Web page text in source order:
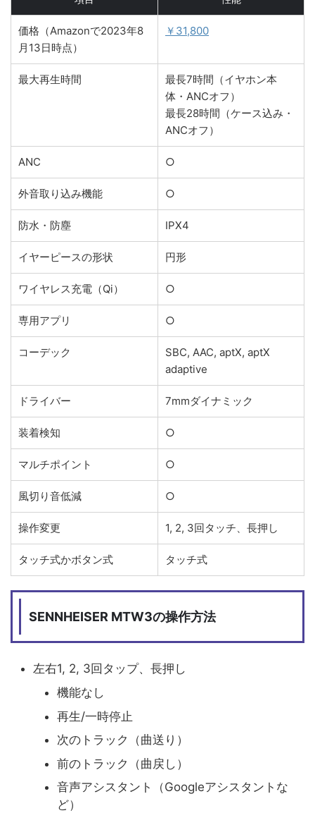
価格（Amazonで2023年8
月13日時点）
￥31,800
最大再生時間
最長7時間（イヤホン本
体・ANCオフ）
最長28時間（ケース込み・
ANCオフ）
ANC ○
外音取り込み機能 ○
防水・防塵 IPX4
イヤーピースの形状 円形
ワイヤレス充電（Qi） ○
専用アプリ ○
コーデック
SBC, AAC, aptX, aptX
adaptive
ドライバー 7mmダイナミック
装着検知 ○
マルチポイント ○
風切り音低減 ○
操作変更 1, 2, 3回タッチ、長押し
タッチ式かボタン式 タッチ式
SENNHEISER MTW3の操作方法
左右1, 2, 3回タップ、長押し
機能なし
再生/一時停止
次のトラック（曲送り）
前のトラック（曲戻し）
音声アシスタント（Googleアシスタントな
ど）